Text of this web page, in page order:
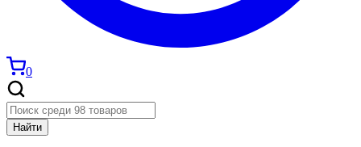
0
Найти